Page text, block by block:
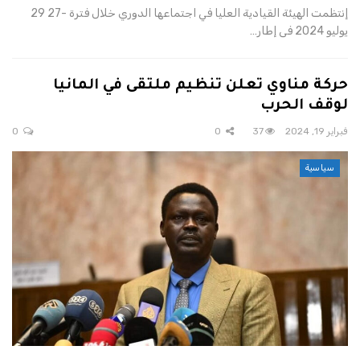
إنتظمت الهيئة القيادية العليا في اجتماعها الدوري خلال فترة -27 29
يوليو 2024 فى إطار…
حركة مناوي تعلن تنظيم ملتقى في المانيا
لوقف الحرب
فبراير 19, 2024 37
سياسية